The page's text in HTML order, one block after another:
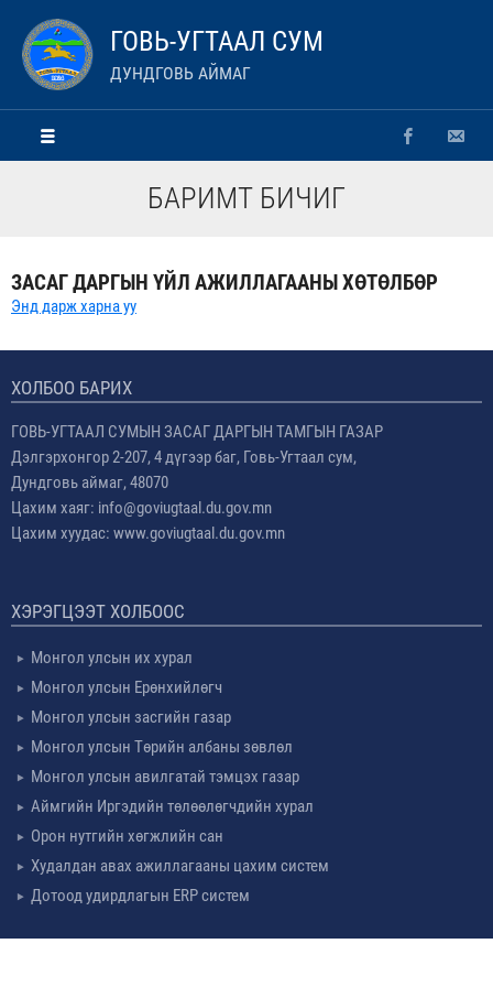
ГОВЬ-УГТААЛ СУМ
ДУНДГОВЬ АЙМАГ
БАРИМТ БИЧИГ
ЗАСАГ ДАРГЫН ҮЙЛ АЖИЛЛАГААНЫ ХӨТӨЛБӨР
Энд дарж харна уу
ХОЛБОО БАРИХ
ГОВЬ-УГТААЛ СУМЫН ЗАСАГ ДАРГЫН ТАМГЫН ГАЗАР
Дэлгэрхонгор 2-207, 4 дүгээр баг, Говь-Угтаал сум,
Дундговь аймаг, 48070
Цахим хаяг: info@goviugtaal.du.gov.mn
Цахим хуудас: www.goviugtaal.du.gov.mn
ХЭРЭГЦЭЭТ ХОЛБООС
Монгол улсын их хурал
Монгол улсын Ерөнхийлөгч
Монгол улсын засгийн газар
Монгол улсын Төрийн албаны зөвлөл
Монгол улсын авилгатай тэмцэх газар
Аймгийн Иргэдийн төлөөлөгчдийн хурал
Орон нутгийн хөгжлийн сан
Худалдан авах ажиллагааны цахим систем
Дотоод удирдлагын ERP систем